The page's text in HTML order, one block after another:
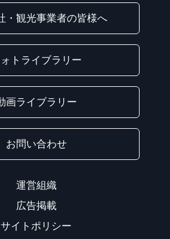
・観光事業者の皆様へ
トライブラリー
画ライブラリー
お問い合わせ
運営組織
広告掲載
サイトポリシー